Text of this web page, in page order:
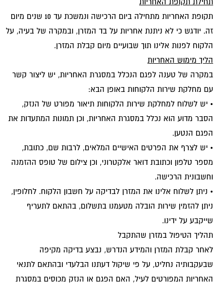
תקופת האחריות מתחילה ביום הרכישה ונמשכת עד 10 שנים מיום
זה. יודגש כי לא ניתנת אחריות על בד המזרן, ובמקרה של בעיה, על
הלקוח לפנות אלינו תוך שבועיים מיום קבלת המזרן.
הליך מימוש האחריות
במקרה של טענה לפגם הנכלל במסגרת האחריות, יש ליצור קשר
עם מחלקת שירות הלקוחות באופן הבא:
• יש לשלוח למחלקת שירות הלקוחות תיאור מפורט של הנזק,
הסבר מדוע הוא נכלל במסגרת האחריות, וכן תמונות המתעדות את
הפגם הנטען.
• יש לצרף את הפרטים האישיים המלאים, לרבות שם, כתובת,
מספר טלפון וכתובת דואר אלקטרוני, וכן צילום של טופס ההזמנה
וחשבונית הרכישה.
• ניתן לשלוח אלינו את המזרן לבדיקה על חשבון הלקוח. לחלופין,
ניתן להזמין שירות הובלה מטעמנו בתשלום, בהתאם לתעריף
שייקבע על ידינו.
תהליך הטיפול במזרן שהתקבל
לאחר קבלת המזרן והמידע הנדרש, נבצע בדיקה מקיפה
שבעקבותיה נחליט, על פי שיקול דעתנו הבלעדי ובהתאם לתנאי
האחריות המפורטים לעיל, האם הפגם או הנזק מכוסים במסגרת